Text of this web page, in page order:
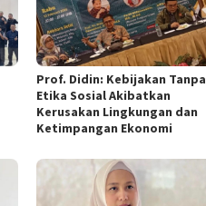
Prof. Didin: Kebijakan Tanpa
Etika Sosial Akibatkan
Kerusakan Lingkungan dan
Ketimpangan Ekonomi